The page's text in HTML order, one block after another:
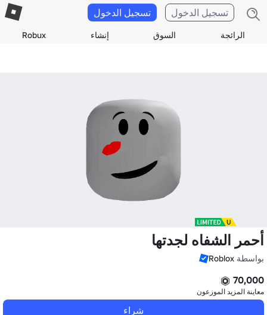
الرائجة السوق إنشاء Robux
تسجيل الدخول تسجيل الدخول
أحمر الشفاه لجدتها
بواسطة Roblox
70,000
معاينة المزيد الموزعون
شراء